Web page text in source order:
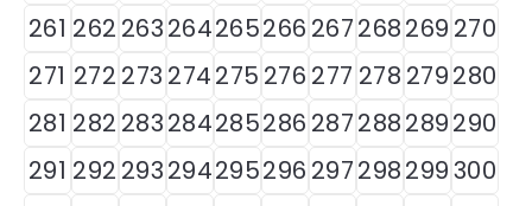
261 262 263264265266 267268269 270
271 272 273 274275 276 277 278 279280
281 282 283284285286 287288289290
291 292 293294295296 297298299300